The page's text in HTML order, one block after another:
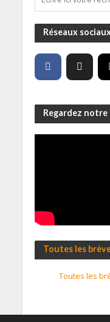
Réseaux
Regardez
Toutes les
Toutes les